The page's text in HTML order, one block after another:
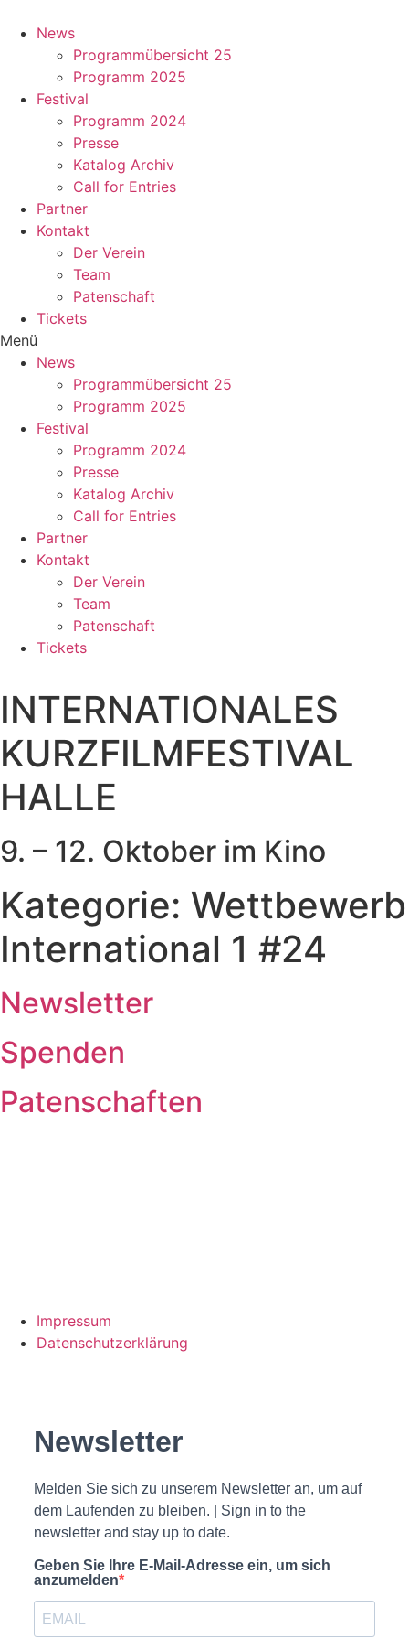
Inhalt
springen
News
Programmübersicht 25
Programm 2025
Festival
Programm 2024
Presse
Katalog Archiv
Call for Entries
Partner
Kontakt
Der Verein
Team
Patenschaft
Tickets
Menü
News
Programmübersicht 25
Programm 2025
Festival
Programm 2024
Presse
Katalog Archiv
Call for Entries
Partner
Kontakt
Der Verein
Team
Patenschaft
Tickets
INTERNATIONALES
KURZFILMFESTIVAL
HALLE
9. – 12. Oktober im Kino
Kategorie: Wettbewerb
International 1 #24
Newsletter
Spenden
Patenschaften
Impressum
Datenschutzerklärung
Newsletter
Melden Sie sich zu unserem Newsletter an, um auf
dem Laufenden zu bleiben. | Sign in to the
newsletter and stay up to date.
Geben Sie Ihre E-Mail-Adresse ein, um sich
anzumelden